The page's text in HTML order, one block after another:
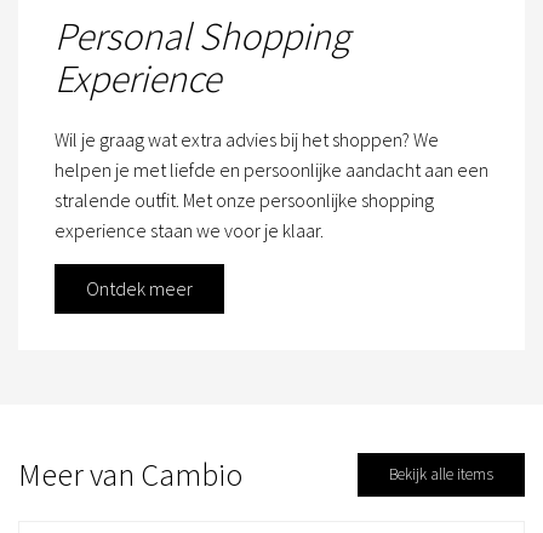
Personal Shopping
Experience
Wil je graag wat extra advies bij het shoppen? We
helpen je met liefde en persoonlijke aandacht aan een
stralende outfit. Met onze persoonlijke shopping
experience staan we voor je klaar.
Ontdek meer
Meer van Cambio Bekijk alle items